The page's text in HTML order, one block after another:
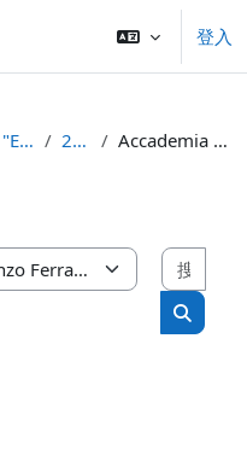
登入
Dipartimento di Ingegneria "Enzo Ferrari" 2021 Accademia Militare
搜尋課